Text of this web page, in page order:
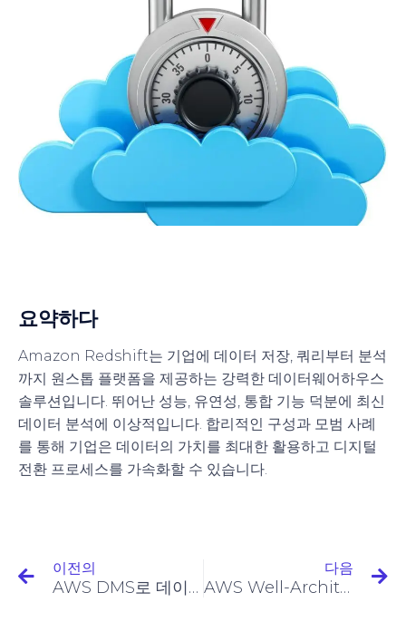
요약하다
Amazon Redshift는 기업에 데이터 저장, 쿼리부터 분석
까지 원스톱 플랫폼을 제공하는 강력한 데이터웨어하우스
솔루션입니다. 뛰어난 성능, 유연성, 통합 기능 덕분에 최신
데이터 분석에 이상적입니다. 합리적인 구성과 모범 사례
를 통해 기업은 데이터의 가치를 최대한 활용하고 디지털
전환 프로세스를 가속화할 수 있습니다.
이전의
AWS DMS로 데이터베이스 마이그레이션 간소화
다음
AWS Well-Architected 프레임워크의 기둥